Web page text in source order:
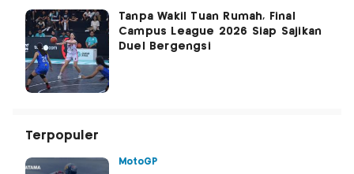
Tanpa Wakil Tuan Rumah, Final
Campus League 2026 Siap Sajikan
Duel Bergengsi
Terpopuler
MotoGP